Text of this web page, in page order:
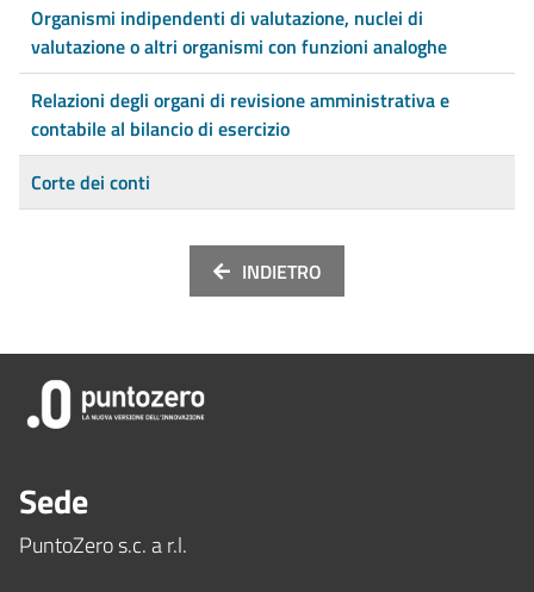
Organismi indipendenti di valutazione, nuclei di
valutazione o altri organismi con funzioni analoghe
Relazioni degli organi di revisione amministrativa e
contabile al bilancio di esercizio
Corte dei conti
INDIETRO
Sede
PuntoZero s.c. a r.l.